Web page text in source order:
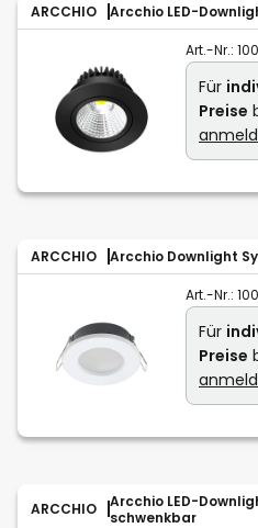
ARCCHIO Arcchio LED-
Art.-Nr.:
Für
Preise
ARCCHIO Arcchio Downlight
Art.-Nr.:
Für
Preise
ARCCHIO
Arcchio LED-
schwenkbar